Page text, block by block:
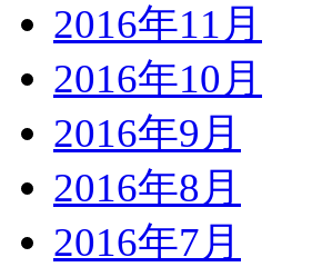
2016年11月
2016年10月
2016年9月
2016年8月
2016年7月